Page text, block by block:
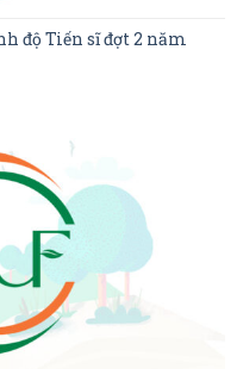
độ Tiến sĩ đợt 2 năm